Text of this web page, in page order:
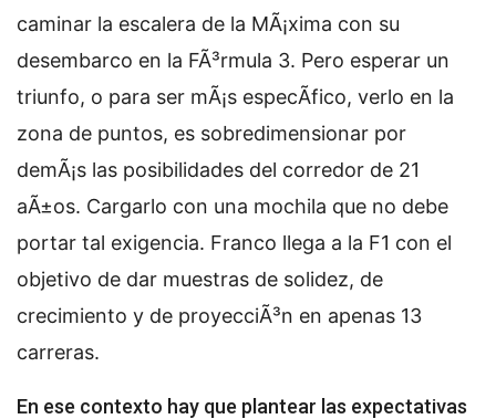
caminar la escalera de la MÃ¡xima con su
desembarco en la FÃ³rmula 3. Pero esperar un
triunfo, o para ser mÃ¡s especÃ­fico, verlo en la
zona de puntos, es sobredimensionar por
demÃ¡s las posibilidades del corredor de 21
aÃ±os. Cargarlo con una mochila que no debe
portar tal exigencia. Franco llega a la F1 con el
objetivo de dar muestras de solidez, de
crecimiento y de proyecciÃ³n en apenas 13
carreras.
En ese contexto hay que plantear las expectativas